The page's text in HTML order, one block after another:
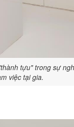
tựu" trong sự
việc tại gia.